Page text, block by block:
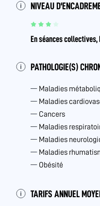
NIVEAU
En séances
PATHOLOGIE(S)
Maladies
Maladies
Cancers
Maladies
Maladies
Maladies
Obésité
TARIFS ANNUEL